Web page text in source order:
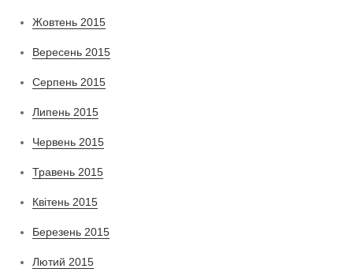
Жовтень 2015
Вересень 2015
Серпень 2015
Липень 2015
Червень 2015
Травень 2015
Квітень 2015
Березень 2015
Лютий 2015